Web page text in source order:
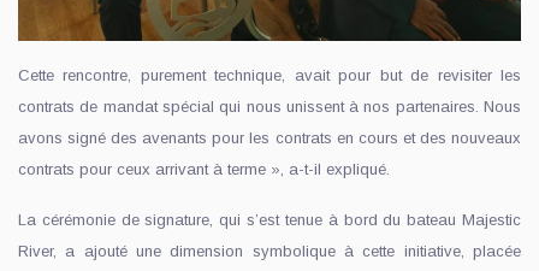
Cette rencontre, purement technique, avait pour but de revisiter les
contrats de mandat spécial qui nous unissent à nos partenaires. Nous
avons signé des avenants pour les contrats en cours et des nouveaux
contrats pour ceux arrivant à terme », a-t-il expliqué.
La cérémonie de signature, qui s’est tenue à bord du bateau Majestic
River, a ajouté une dimension symbolique à cette initiative, placée